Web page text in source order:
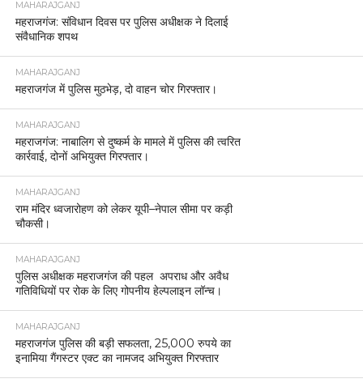
MAHARAJGANJ
महराजगंज: संविधान दिवस पर पुलिस अधीक्षक ने दिलाई
संवैधानिक शपथ
MAHARAJGANJ
महराजगंज में पुलिस मुठभेड़, दो वाहन चोर गिरफ्तार।
MAHARAJGANJ
महराजगंज: नाबालिग से दुष्कर्म के मामले में पुलिस की त्वरित
कार्रवाई, दोनों अभियुक्त गिरफ्तार।
MAHARAJGANJ
राम मंदिर ध्वजारोहण को लेकर यूपी–नेपाल सीमा पर कड़ी
चौकसी।
MAHARAJGANJ
पुलिस अधीक्षक महराजगंज की पहल अपराध और अवैध
गतिविधियों पर रोक के लिए गोपनीय हेल्पलाइन लॉन्च।
MAHARAJGANJ
महराजगंज पुलिस की बड़ी सफलता, 25,000 रुपये का
इनामिया गैंगस्टर एक्ट का नामजद अभियुक्त गिरफ्तार